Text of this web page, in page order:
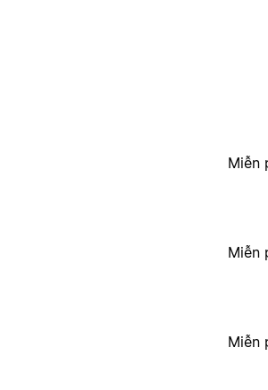
Miễn
Miễn
Miễn